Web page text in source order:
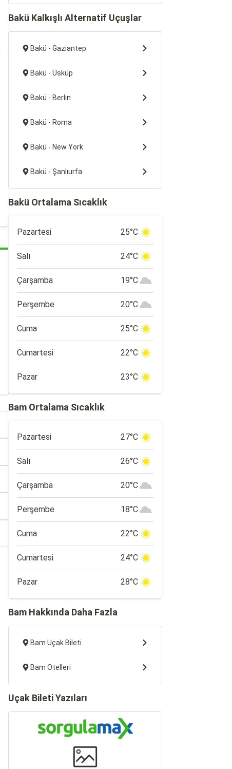
Bakü Kalkışlı Alternatif Uçuşlar
Bakü - Gaziantep
Bakü - Üsküp
Bakü - Berlin
Bakü - Roma
Bakü - New York
Bakü - Şanlıurfa
Bakü Ortalama Sıcaklık
Pazartesi 25°C
Salı 24°C
Çarşamba 19°C
Perşembe 20°C
Cuma 25°C
Cumartesi 22°C
Pazar 23°C
Bam Ortalama Sıcaklık
Pazartesi 27°C
Salı 26°C
Çarşamba 20°C
Perşembe 18°C
Cuma 22°C
Cumartesi 24°C
Pazar 28°C
Bam Hakkında Daha Fazla
Bam Uçak Bileti
Bam Otelleri
Uçak Bileti Yazıları